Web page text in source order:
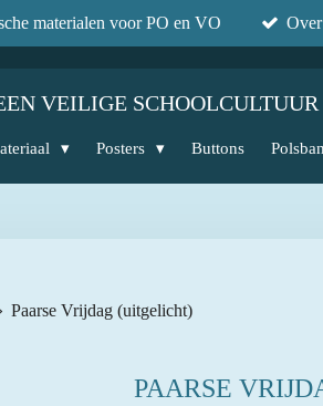
materialen voor PO en VO
VEILIGE SCHOOLCULTUUR
Posters Buttons
Paarse Vrijdag (uitgelicht)
PAARSE